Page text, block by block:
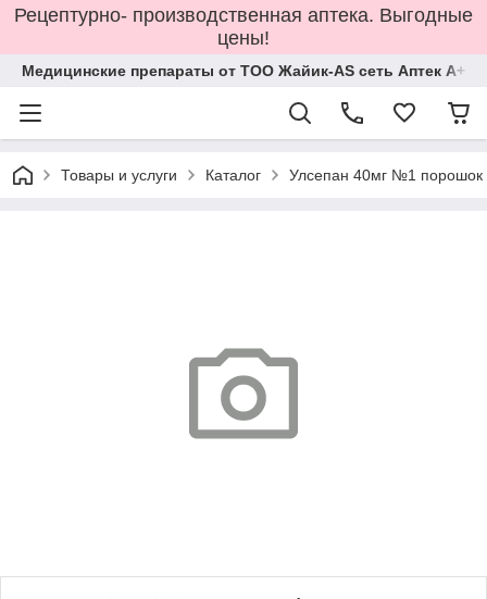
Рецептурно- производственная аптека. Выгодные
цены!
Медицинские препараты от ТОО Жайик-AS сеть Аптек А+
Товары и услуги Каталог Улсепан 40мг №1 порошок